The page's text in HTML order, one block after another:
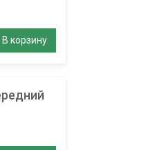
В корзину